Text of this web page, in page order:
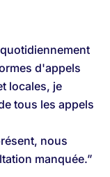
d'appels
locales, je
tous les appels
nous
manquée.”